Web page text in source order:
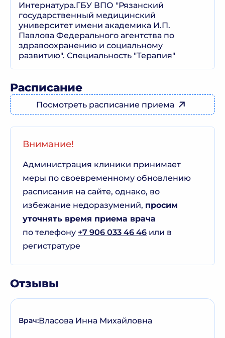
Интернатура.ГБУ ВПО "Рязанский
государственный медицинский
университет имени академика И.П.
Павлова Федерального агентства по
здравоохранению и социальному
развитию". Специальность "Терапия"
Расписание
Посмотреть расписание приема
Внимание!
Администрация клиники принимает
меры по своевременному обновлению
расписания на сайте, однако, во
избежание недоразумений, просим
уточнять время приема врача
по телефону +7 906 033 46 46 или в
регистратуре
Отзывы
Врач:Власова Инна Михайловна